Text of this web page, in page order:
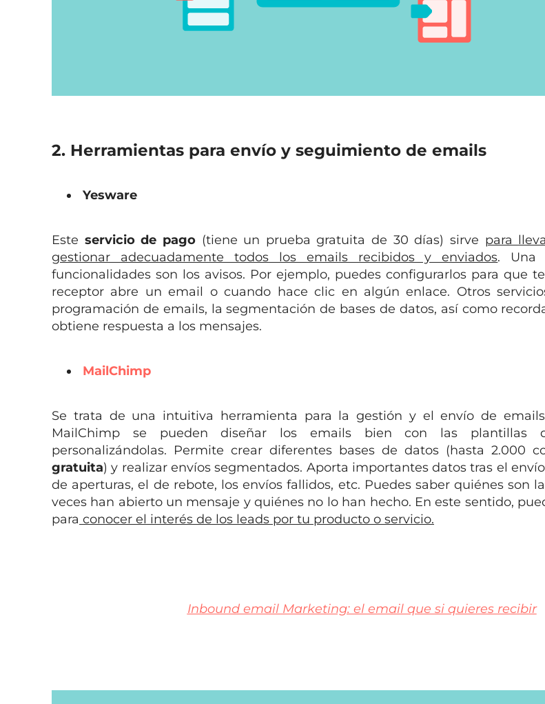
2. Herramientas para envío y seguimiento de emails
Yesware
Este servicio de pago(tiene un prueba gratuita de 30 días) sirve para
gestionar adecuadamente todos los emails recibidos y enviados. Una
funcionalidades son los avisos. Por ejemplo, puedes configurarlos para que
receptor abre un email o cuando hace clic en algún enlace. Otros
programación de emails, la segmentación de bases de datos, así como
obtiene respuesta a los mensajes.
MailChimp
Se trata de una intuitiva herramienta para la gestión y el envío de
MailChimp se pueden diseñar los emails bien con las plantillas
personalizándolas. Permite crear diferentes bases de datos (hasta 2.000
gratuita) y realizar envíos segmentados. Aporta importantes datos tras el
de aperturas, el de rebote, los envíos fallidos, etc. Puedes saber quiénes son
veces han abierto un mensaje y quiénes no lo han hecho. En este sentido,
para conocer el interés de los leads por tu producto o servicio.
Inbound email Marketing: el email que si quieres recibir